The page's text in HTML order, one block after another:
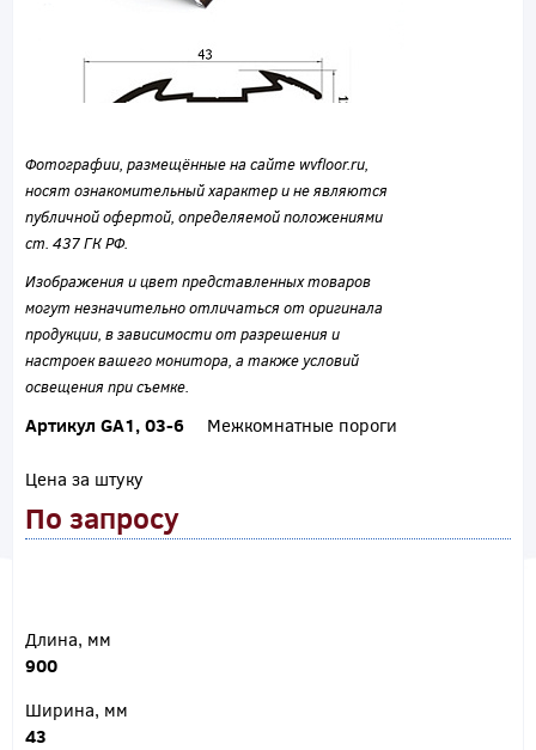
Фотографии, размещённые на сайте wvfloor.ru,
носят ознакомительный характер и не являются
публичной офертой, определяемой положениями
ст. 437 ГК РФ.
Изображения и цвет представленных товаров
могут незначительно отличаться от оригинала
продукции, в зависимости от разрешения и
настроек вашего монитора, а также условий
освещения при съемке.
Артикул GA1, 03-6 Межкомнатные пороги
Цена за штуку
По запросу
Длина, мм
900
Ширина, мм
43